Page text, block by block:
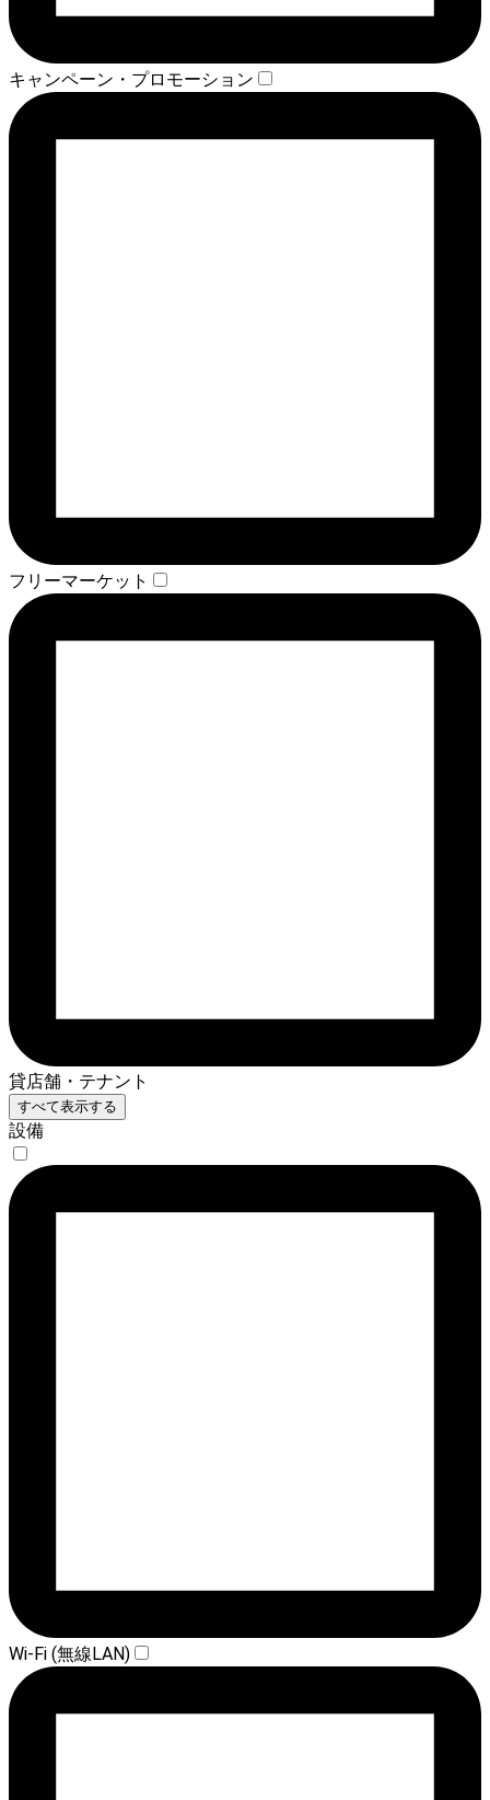
キャンペーン・プロモーション
フリーマーケット
貸店舗・テナント
すべて表示する
設備
Wi-Fi (無線LAN)